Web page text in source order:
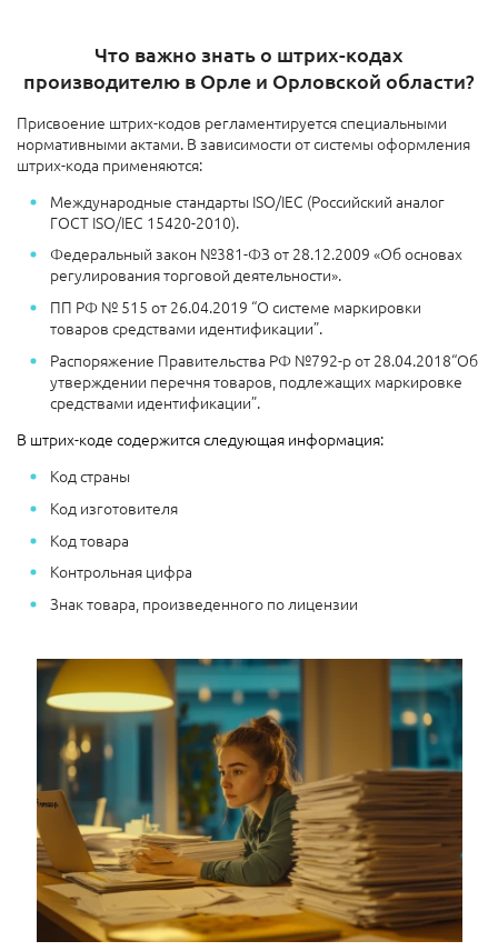
Что важно знать о штрих-кодах
производителю в Орле и Орловской области?
Присвоение штрих-кодов регламентируется специальными
нормативными актами. В зависимости от системы оформления
штрих-кода применяются:
Международные стандарты ISO/IEC (Российский аналог
ГОСТ ISO/IEC 15420-2010).
Федеральный закон №381-ФЗ от 28.12.2009 «Об основах
регулирования торговой деятельности».
ПП РФ № 515 от 26.04.2019 “О системе маркировки
товаров средствами идентификации”.
Распоряжение Правительства РФ №792-р от 28.04.2018“Об
утверждении перечня товаров, подлежащих маркировке
средствами идентификации”.
В штрих-коде содержится следующая информация:
Код страны
Код изготовителя
Код товара
Контрольная цифра
Знак товара, произведенного по лицензии